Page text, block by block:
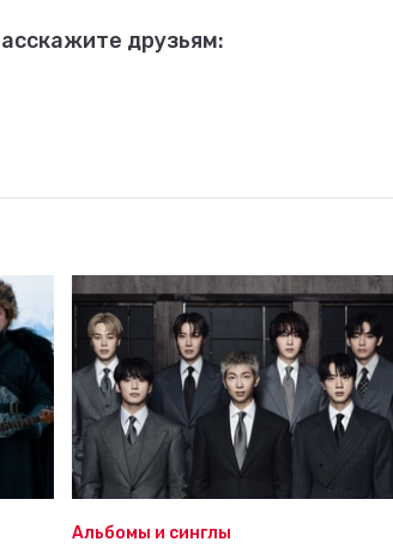
друзьям:
Альбомы и синглы